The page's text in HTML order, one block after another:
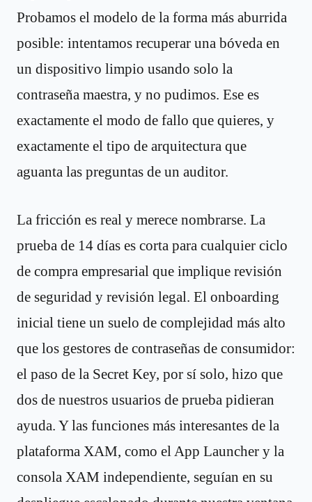
Probamos el modelo de la forma más aburrida
posible: intentamos recuperar una bóveda en
un dispositivo limpio usando solo la
contraseña maestra, y no pudimos. Ese es
exactamente el modo de fallo que quieres, y
exactamente el tipo de arquitectura que
aguanta las preguntas de un auditor.
La fricción es real y merece nombrarse. La
prueba de 14 días es corta para cualquier ciclo
de compra empresarial que implique revisión
de seguridad y revisión legal. El onboarding
inicial tiene un suelo de complejidad más alto
que los gestores de contraseñas de consumidor:
el paso de la Secret Key, por sí solo, hizo que
dos de nuestros usuarios de prueba pidieran
ayuda. Y las funciones más interesantes de la
plataforma XAM, como el App Launcher y la
consola XAM independiente, seguían en su